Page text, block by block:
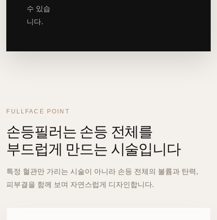
수 있습
니다.
FULLFACE POINT
손등필러는 손등 전체를
부드럽게 만드는 시술입니다
특정 혈관만 가리는 시술이 아니라 손등 전체의 볼륨과 탄력,
피부결을 함께 보며 자연스럽게 디자인합니다.